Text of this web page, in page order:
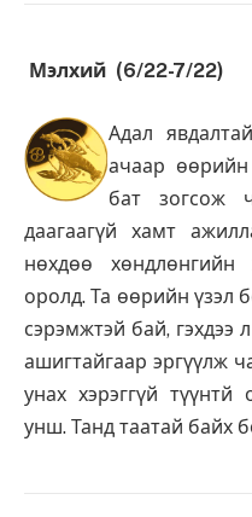
Мэлхий (6/22-7/22)
Адал
ачаар
бат зогсож
даагаагүй хамт
нөхдөө хөндлөнгийн
оролд. Та өөрийн үзэл
сэрэмжтэй бай, гэхдээ
ашигтайгаар эргүүлж
унах хэрэггүй
унш. Танд таатай байх